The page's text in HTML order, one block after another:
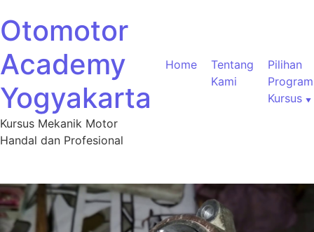
Otomotor
Academy
Yogyakarta
Kursus Mekanik Motor
Handal dan Profesional
Home
Tentang
Kami
Pilihan
Program
Kursus